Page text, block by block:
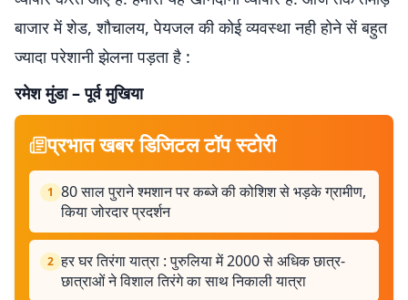
बाजार में शेड, शौचालय, पेयजल की कोई व्यवस्था नही होने सें बहुत
ज्यादा परेशानी झेलना पड़ता है :
रमेश मुंडा – पूर्व मुखिया
प्रभात खबर डिजिटल टॉप स्टोरी
1 80 साल पुराने श्मशान पर कब्जे की कोशिश से भड़के ग्रामीण,
किया जोरदार प्रदर्शन
2 हर घर तिरंगा यात्रा : पुरुलिया में 2000 से अधिक छात्र-
छात्राओं ने विशाल तिरंगे का साथ निकाली यात्रा